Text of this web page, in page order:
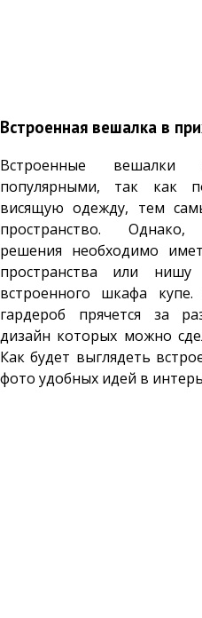
Встроенная вешалка в
Встроенные вешалки
популярными, так как
висящую одежду, тем
пространство. Однако,
решения необходимо
пространства или
встроенного шкафа
гардероб прячется за
дизайн которых можно
Как будет выглядеть
фото удобных идей в